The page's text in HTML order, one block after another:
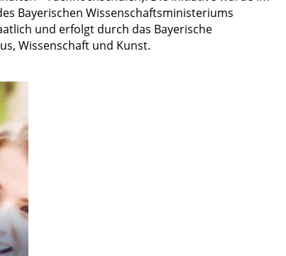
Bayerischen Wissenschaftsministeriums
und erfolgt durch das Bayerische
Wissenschaft und Kunst.
Obdachloser (58) verzweifelt: